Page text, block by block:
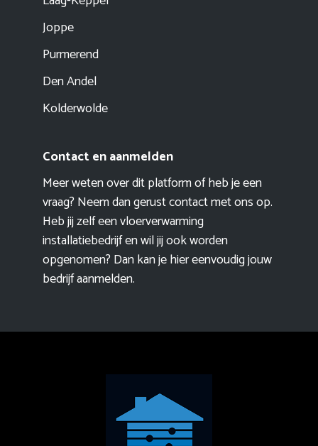
Joppe
Purmerend
Den Andel
Kolderwolde
Contact en aanmelden
Meer weten over dit platform of heb je een
vraag? Neem dan gerust contact met ons op.
Heb jij zelf een vloerverwarming
installatiebedrijf en wil jij ook worden
opgenomen? Dan kan je hier eenvoudigjouw
bedrijf aanmelden.